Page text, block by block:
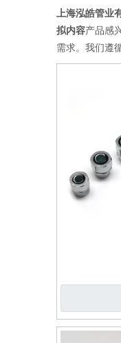
上海泓皓管业
拟内容产品感
需求。我们遵